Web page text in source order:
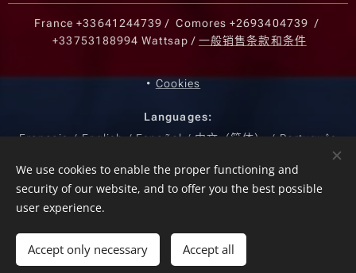
Out of stock
France+33641244739 / Comores+2693404739 /
+33753188994Wattsap / 一般销售条款和条件
Cookies
Languages
Français
English Español 中文（简体） Português
Currency
EUR €
USD $ KMF CF CNY ¥
We use cookies to enable the proper functioning and
security of our website, and to offer you the best possible
user experience.
Accept only necessary Accept all